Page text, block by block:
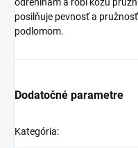
posilňuje pevnosť a
podlomom.
Dodatočné parametre
Kategória: